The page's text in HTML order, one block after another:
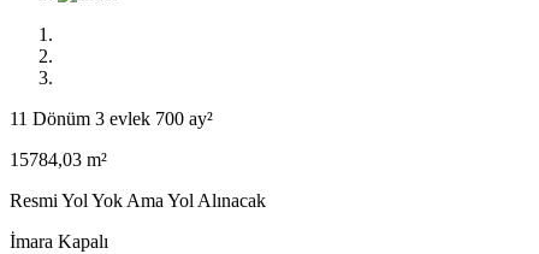
11 Dönüm 3 evlek 700 ay²
15784,03 m²
Resmi Yol Yok Ama Yol Alınacak
İmara Kapalı